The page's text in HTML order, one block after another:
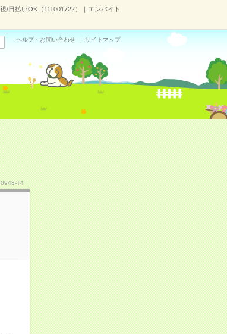
/日払いOK（111001722）｜エンバイト
ヘルプ・お問い合わせ サイトマップ
T4